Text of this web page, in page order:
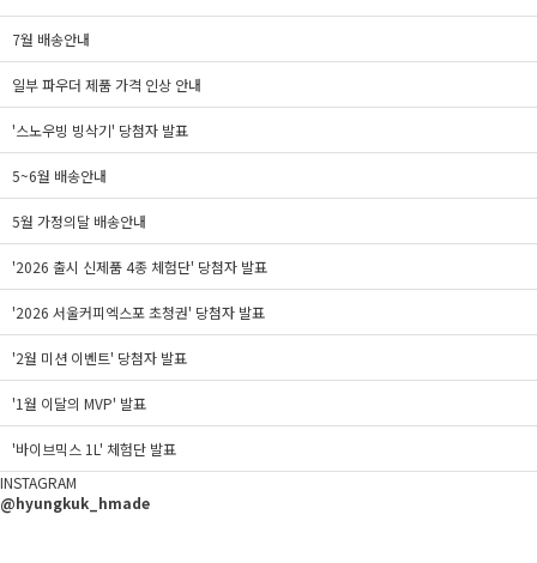
7월 배송안내
일부 파우더 제품 가격 인상 안내
'스노우빙 빙삭기' 당첨자 발표
5~6월 배송안내
5월 가정의달 배송안내
'2026 출시 신제품 4종 체험단' 당첨자 발표
'2026 서울커피엑스포 초청권' 당첨자 발표
'2월 미션 이벤트' 당첨자 발표
'1월 이달의 MVP' 발표
'바이브믹스 1L' 체험단 발표
INSTAGRAM
@hyungkuk_hmade